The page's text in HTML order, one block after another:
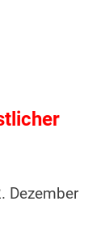
Dezember